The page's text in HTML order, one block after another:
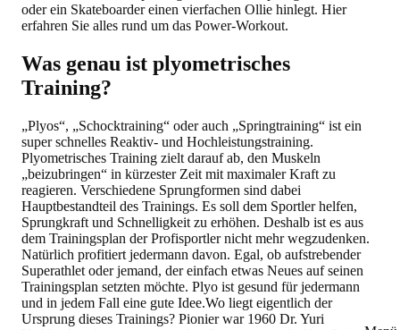
oder ein Skateboarder einen vierfachen Ollie hinlegt. Hier
erfahren Sie alles rund um das Power-Workout.
Was genau ist plyometrisches
Training?
„Plyos“, „Schocktraining“ oder auch „Springtraining“ ist ein
super schnelles Reaktiv- und Hochleistungstraining.
Plyometrisches Training zielt darauf ab, den Muskeln
„beizubringen“ in kürzester Zeit mit maximaler Kraft zu
reagieren. Verschiedene Sprungformen sind dabei
Hauptbestandteil des Trainings. Es soll dem Sportler helfen,
Sprungkraft und Schnelligkeit zu erhöhen. Deshalb ist es aus
dem Trainingsplan der Profisportler nicht mehr wegzudenken.
Natürlich profitiert jedermann davon. Egal, ob aufstrebender
Superathlet oder jemand, der einfach etwas Neues auf seinen
Trainingsplan setzten möchte. Plyo ist gesund für jedermann
und in jedem Fall eine gute Idee.Wo liegt eigentlich der
Ursprung dieses Trainings? Pionier war 1960 Dr. Yuri